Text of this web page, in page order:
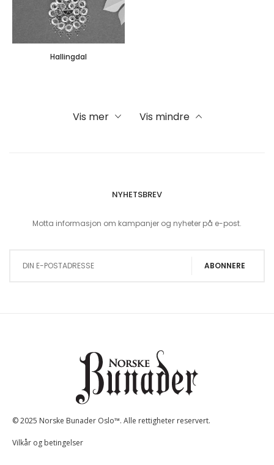
Hallingdal
Vis mer Vis mindre
NYHETSBREV
Motta informasjon om kampanjer og nyheter på e-post.
ABONNERE
© 2025 Norske Bunader Oslo™. Alle rettigheter reservert.
Vilkår og betingelser